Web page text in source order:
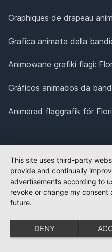
Graphiques de drapeau
Grafica animata della
Animowane grafiki flagi:
Gráficos animados da
Animerad flaggrafik för
This site uses third-party
provide and continually
advertisements according to
revoke or change my
future.
DENY